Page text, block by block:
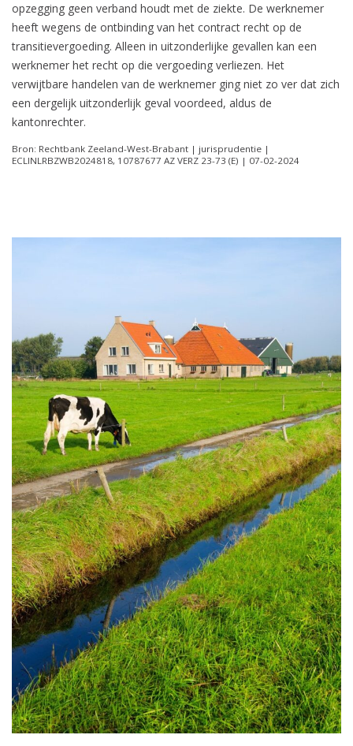
opzegging geen verband houdt met de ziekte. De werknemer
heeft wegens de ontbinding van het contract recht op de
transitievergoeding. Alleen in uitzonderlijke gevallen kan een
werknemer het recht op die vergoeding verliezen. Het
verwijtbare handelen van de werknemer ging niet zo ver dat zich
een dergelijk uitzonderlijk geval voordeed, aldus de
kantonrechter.
Bron: Rechtbank Zeeland-West-Brabant | jurisprudentie |
ECLINLRBZWB2024818, 10787677 AZ VERZ 23-73 (E) | 07-02-2024